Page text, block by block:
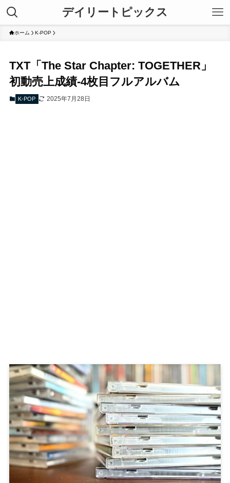
デイリートピックス
ホーム K-POP
TXT「The Star Chapter: TOGETHER」
初動売上成績-4枚目フルアルバム
K-POP 2025年7月28日